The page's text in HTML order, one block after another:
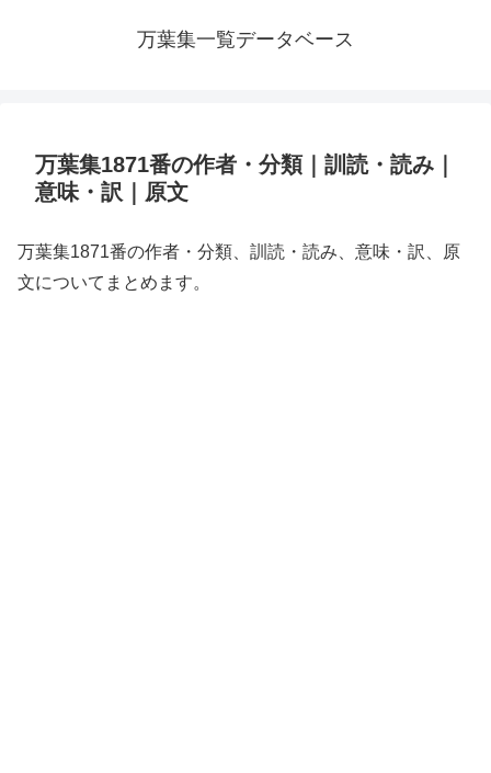
万葉集一覧データベース
万葉集1871番の作者・分類｜訓読・読み｜
意味・訳｜原文
万葉集1871番の作者・分類、訓読・読み、意味・訳、原
文についてまとめます。